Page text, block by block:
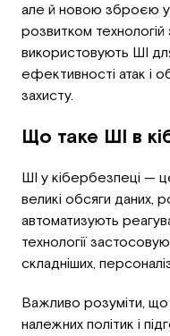
але й новою зброєю у
розвитком технологій
використовують ШІ
ефективності атак і
захисту.
Що таке ШІ в
ШІ у кібербезпеці —
великі обсяги даних,
автоматизують
технології
складніших,
Важливо розуміти, що
належних політик і